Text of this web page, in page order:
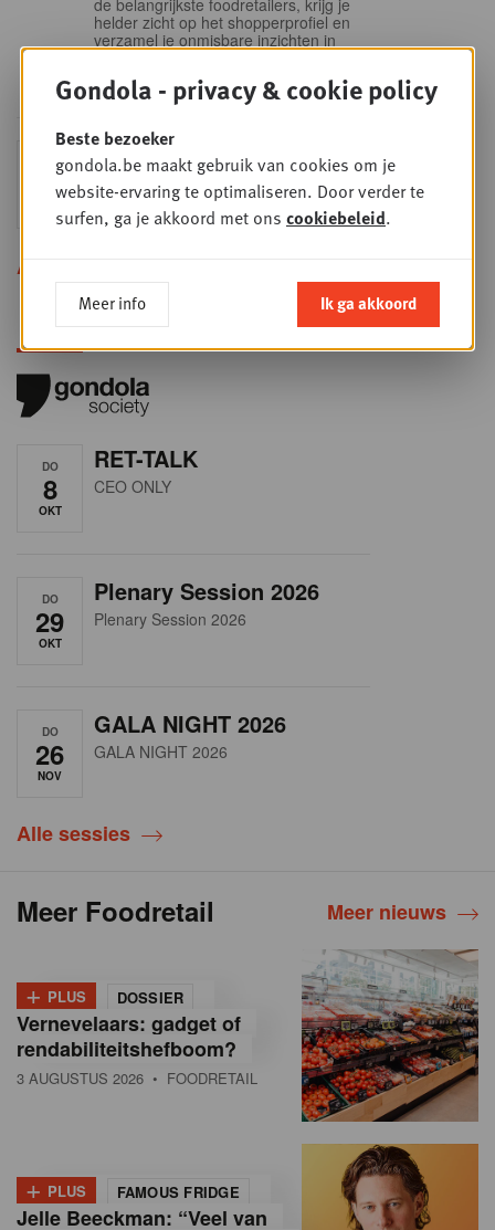
helder zicht op het shopperprofiel en
verzamel je onmisbare inzichten in
een sector die sneller verandert dan
ooit.
DO
24
Sales & nego Summit
2026
Sales & Nego summit 2026
Alle opleidingen
DO
8
OKT
RET-TALK
CEO ONLY
DO
29
OKT
Plenary Session 2026
Plenary Session 2026
DO
26
NOV
GALA NIGHT 2026
GALA NIGHT 2026
Alle sessies
Meer Foodretail Meer nieuws
+ PLUS DOSSIER
Vernevelaars: gadget of
rendabiliteitshefboom?
3 AUGUSTUS 2026 • FOODRETAIL
+ PLUS FAMOUS FRIDGE
Jelle Beeckman: “Veel van
Gondola - privacy & cookie policy
Beste bezoeker
gondola.be maakt gebruik van cookies om je
website-ervaring te optimaliseren. Door verder te
surfen, ga je akkoord met ons cookiebeleid.
Meer info Ik ga akkoord